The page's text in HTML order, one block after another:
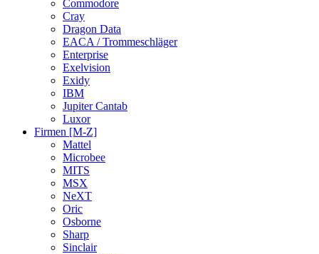
Commodore
Cray
Dragon Data
EACA / Trommeschläger
Enterprise
Exelvision
Exidy
IBM
Jupiter Cantab
Luxor
Firmen [M-Z]
Mattel
Microbee
MITS
MSX
NeXT
Oric
Osborne
Sharp
Sinclair